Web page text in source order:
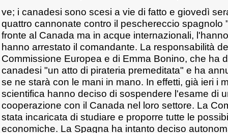
ve; i canadesi sono scesi a vie di fatto e giovedì
quattro cannonate contro il peschereccio spagnolo
fronte al Canada ma in acque internazionali,
hanno arrestato il comandante. La responsabilità
Commissione Europea e di Emma Bonino, che ha
canadesi "un atto di pirateria premeditata" e ha
se ne starà con le mani in mano. In effetti, già ieri i
scientifica hanno deciso di sospendere l'esame di
cooperazione con il Canada nel loro settore. La
stata incaricata di studiare e proporre tutte le
economiche. La Spagna ha intanto deciso